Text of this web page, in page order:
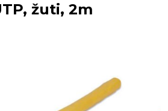
žuti, 2m